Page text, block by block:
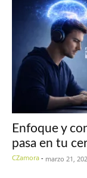
Enfoque y
pasa en tu
CZamora - marzo 21,